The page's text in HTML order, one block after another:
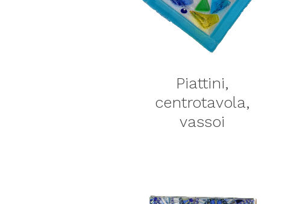
Piattini,
centrotavola,
vassoi